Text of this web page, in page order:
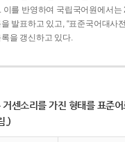
이를 반영하여 국립국어원에서는
발표하고 있고, “표준국어대사
을 갱신하고 있다.
거센소리를 가진 형태를 표준
.)